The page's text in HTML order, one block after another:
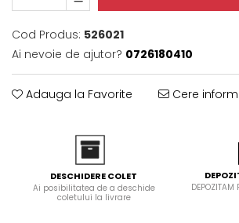
Ceramica
Domino( seturi modulare)
Electrice
Gaz
Inductie
Plite cu hota integrata
Cod Produs: 526021
Ai nevoie de ajutor? 0726180410
Adauga la Favorite Cere
DESCHIDERE COLET
Ai posibilitatea de a deschide
coletului la livrare
DEPOZITAM